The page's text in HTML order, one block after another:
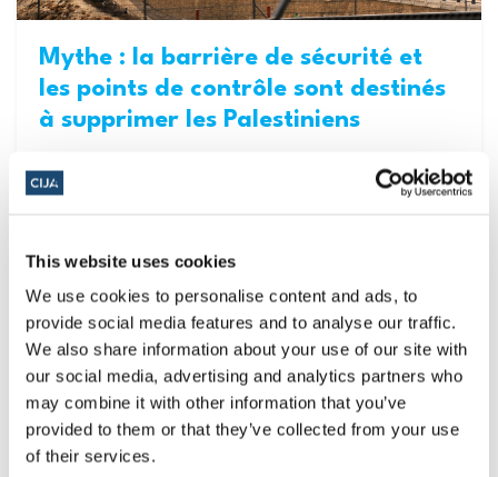
This website uses cookies
We use cookies to personalise content and ads, to
provide social media features and to analyse our traffic.
We also share information about your use of our site with
our social media, advertising and analytics partners who
may combine it with other information that you’ve
provided to them or that they’ve collected from your use
of their services.
Mythe : la barrière de sécurité et
les points de contrôle sont destinés
à supprimer les Palestiniens
prendre des mesures de sécurité pour protéger